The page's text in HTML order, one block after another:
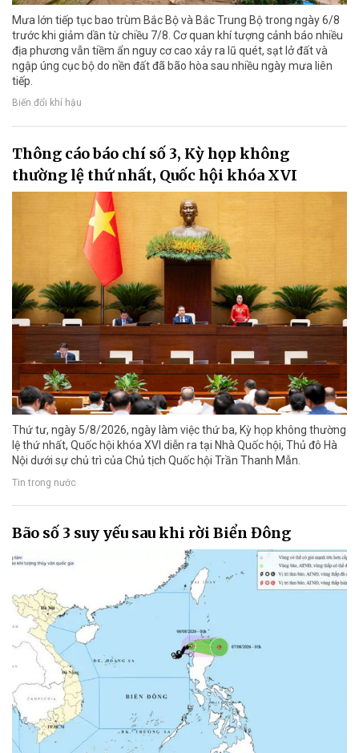
Mưa lớn tiếp tục bao trùm Bắc Bộ và Bắc Trung Bộ trong ngày 6/8
trước khi giảm dần từ chiều 7/8. Cơ quan khí tượng cảnh báo nhiều
địa phương vẫn tiềm ẩn nguy cơ cao xảy ra lũ quét, sạt lở đất và
ngập úng cục bộ do nền đất đã bão hòa sau nhiều ngày mưa liên
tiếp.
Biến đổi khí hậu
Thông cáo báo chí số 3, Kỳ họp không
thường lệ thứ nhất, Quốc hội khóa XVI
Thứ tư, ngày 5/8/2026, ngày làm việc thứ ba, Kỳ họp không thường
lệ thứ nhất, Quốc hội khóa XVI diễn ra tại Nhà Quốc hội, Thủ đô Hà
Nội dưới sự chủ trì của Chủ tịch Quốc hội Trần Thanh Mẫn.
Tin trong nước
Bão số 3 suy yếu sau khi rời Biển Đông